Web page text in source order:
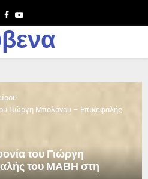
Facebook
Youtube
Γιώργη Μπολάνου – Επικεφαλής
του Γιώργη
του ΜΑΒΗ στη